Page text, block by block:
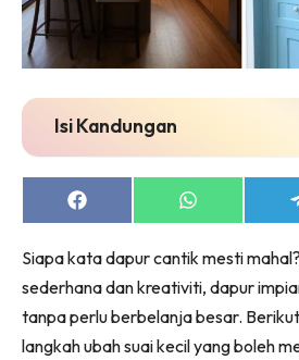
Ruang Makan
Make Over
Bilik Air
Bilik Tidur
Dapur
Ruang Tamu
Menarik Lagi
Casa Impiana
Impiana Makeover
Makeover Ruang Selebriti
Destinasi
Isi Kandungan
Share
on
Share
on
Siapa kata dapur cantik mesti
sederhana dan kreativiti, dapur
tanpa perlu berbelanja besar.
langkah ubah suai kecil yang boleh